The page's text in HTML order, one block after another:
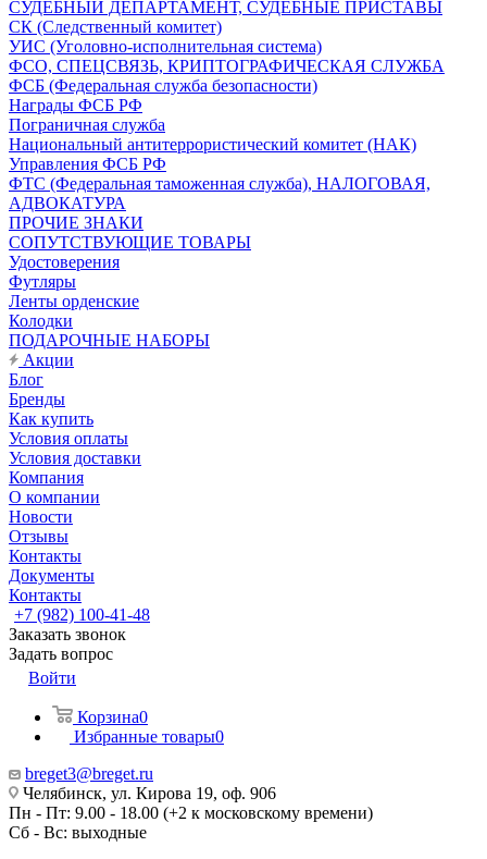
СУДЕБНЫЙ ДЕПАРТАМЕНТ, СУДЕБНЫЕ ПРИСТАВЫ
СК (Следственный комитет)
УИС (Уголовно-исполнительная система)
ФСО, СПЕЦСВЯЗЬ, КРИПТОГРАФИЧЕСКАЯ СЛУЖБА
ФСБ (Федеральная служба безопасности)
Награды ФСБ РФ
Пограничная служба
Национальный антитеррористический комитет (НАК)
Управления ФСБ РФ
ФТС (Федеральная таможенная служба), НАЛОГОВАЯ,
АДВОКАТУРА
ПРОЧИЕ ЗНАКИ
СОПУТСТВУЮЩИЕ ТОВАРЫ
Удостоверения
Футляры
Ленты орденские
Колодки
ПОДАРОЧНЫЕ НАБОРЫ
Акции
Блог
Бренды
Как купить
Условия оплаты
Условия доставки
Компания
О компании
Новости
Отзывы
Контакты
Документы
Контакты
+7 (982) 100-41-48
Заказать звонок
Задать вопрос
Войти
Корзина0
Избранные товары0
breget3@breget.ru
Челябинск, ул. Кирова 19, оф. 906
Пн - Пт: 9.00 - 18.00 (+2 к московскому времени)
Сб - Вс: выходные